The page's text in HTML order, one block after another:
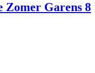
Zomer Garens 8